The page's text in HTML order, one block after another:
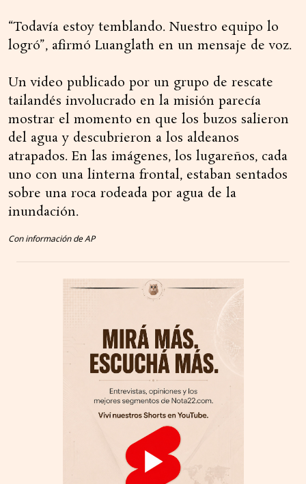
“Todavía estoy temblando. Nuestro equipo lo
logró”, afirmó Luanglath en un mensaje de voz.
Un video publicado por un grupo de rescate
tailandés involucrado en la misión parecía
mostrar el momento en que los buzos salieron
del agua y descubrieron a los aldeanos
atrapados. En las imágenes, los lugareños, cada
uno con una linterna frontal, estaban sentados
sobre una roca rodeada por agua de la
inundación.
Con información de AP